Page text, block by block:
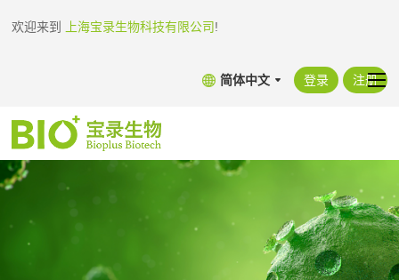
欢迎来到 上海宝录生物科技有限公司!
简体中文 登录 注册